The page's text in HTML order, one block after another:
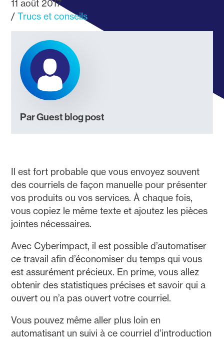
11 août 2017
Trucs et conseils
Par Guest blog post
Il est fort probable que vous envoyez souvent
des courriels de façon manuelle pour présenter
vos produits ou vos services. À chaque fois,
vous copiez le même texte et ajoutez les pièces
jointes nécessaires.
Avec Cyberimpact, il est possible d’automatiser
ce travail afin d’économiser du temps qui vous
est assurément précieux. En prime, vous allez
obtenir des statistiques précises et savoir qui a
ouvert ou n’a pas ouvert votre courriel.
Vous pouvez même aller plus loin en
automatisant un suivi à ce courriel d’introduction